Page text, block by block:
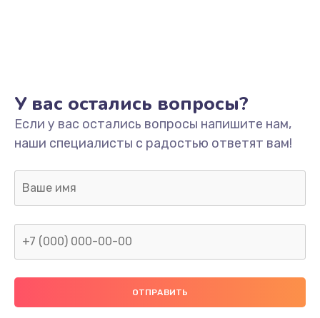
У вас остались вопросы?
Если у вас остались вопросы напишите нам,
наши специалисты с радостью ответят вам!